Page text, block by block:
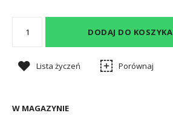
DODAJ DO KOSZYKA
Lista życzeń Porównaj
W MAGAZYNIE